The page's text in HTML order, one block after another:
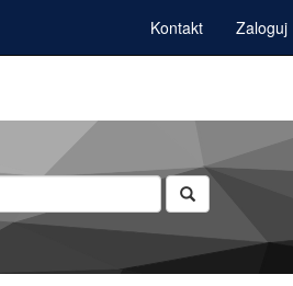
Kontakt Zaloguj